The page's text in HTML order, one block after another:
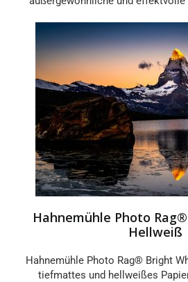
Hahnemühle Photo
Hellweiß
Hahnemühle Photo Rag® Bright
tiefmattes und hellweißes